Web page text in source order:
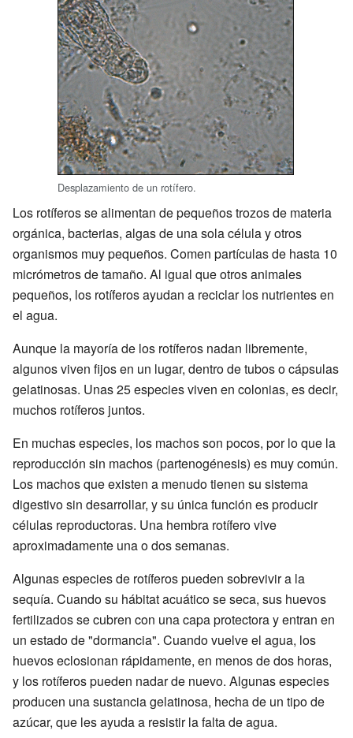
Desplazamiento de un rotífero.
Los rotíferos se alimentan de pequeños trozos de materia
orgánica, bacterias, algas de una sola célula y otros
organismos muy pequeños. Comen partículas de hasta 10
micrómetros de tamaño. Al igual que otros animales
pequeños, los rotíferos ayudan a reciclar los nutrientes en
el agua.
Aunque la mayoría de los rotíferos nadan libremente,
algunos viven fijos en un lugar, dentro de tubos o cápsulas
gelatinosas. Unas 25 especies viven en colonias, es decir,
muchos rotíferos juntos.
En muchas especies, los machos son pocos, por lo que la
reproducción sin machos (partenogénesis) es muy común.
Los machos que existen a menudo tienen su sistema
digestivo sin desarrollar, y su única función es producir
células reproductoras. Una hembra rotífero vive
aproximadamente una o dos semanas.
Algunas especies de rotíferos pueden sobrevivir a la
sequía. Cuando su hábitat acuático se seca, sus huevos
fertilizados se cubren con una capa protectora y entran en
un estado de "dormancia". Cuando vuelve el agua, los
huevos eclosionan rápidamente, en menos de dos horas,
y los rotíferos pueden nadar de nuevo. Algunas especies
producen una sustancia gelatinosa, hecha de un tipo de
azúcar, que les ayuda a resistir la falta de agua.